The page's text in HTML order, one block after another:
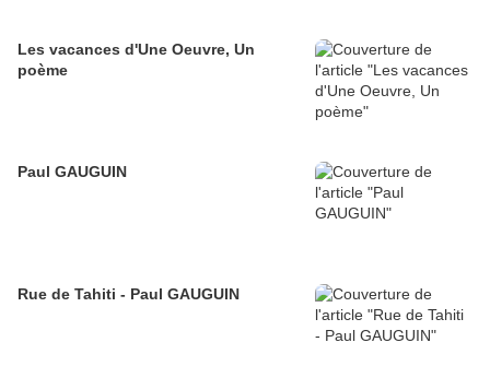
Les vacances d'Une Oeuvre, Un
poème
Paul GAUGUIN
Rue de Tahiti - Paul GAUGUIN